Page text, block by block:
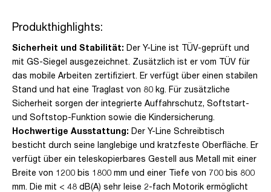
Produkthighlights:
Sicherheit und Stabilität: Der Y-Line ist TÜV-geprüft und
mit GS-Siegel ausgezeichnet. Zusätzlich ist er vom TÜV für
das mobile Arbeiten zertifiziert. Er verfügt über einen stabilen
Stand und hat eine Traglast von 80 kg. Für zusätzliche
Sicherheit sorgen der integrierte Auffahrschutz, Softstart-
und Softstop-Funktion sowie die Kindersicherung.
Hochwertige Ausstattung: Der Y-Line Schreibtisch
besticht durch seine langlebige und kratzfeste Oberfläche. Er
verfügt über ein teleskopierbares Gestell aus Metall mit einer
Breite von 1200 bis 1800 mm und einer Tiefe von 700 bis 800
mm. Die mit < 48 dB(A) sehr leise 2-fach Motorik ermöglicht